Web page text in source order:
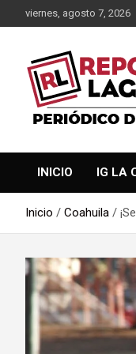
al
viernes, agosto 7, 2026
INICIO IG LA
Inicio Coahuila